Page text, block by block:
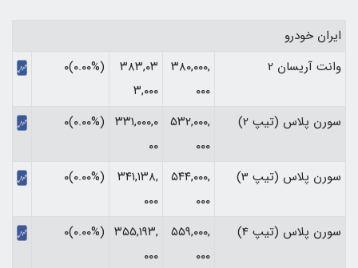
ایران خودرو
وانت آریسان 2
۳۸۰,۰۰۰,
۰۰۰
۳۸۳,۰۳
۳,۰۰۰
(۰.۰۰%)۰
سورن پلاس (تیپ 2)
۵۳۲,۰۰۰,
۰۰۰
۳۳۱,۰۰۰,۰
۰۰
(۰.۰۰%)۰
سورن پلاس (تیپ 3)
۵۴۴,۰۰۰,
۰۰۰
۳۴۱,۱۳۸,
۰۰۰
(۰.۰۰%)۰
سورن پلاس (تیپ 4)
۵۵۹,۰۰۰,
۰۰۰
۳۵۵,۱۹۳,
۰۰۰
(۰.۰۰%)۰